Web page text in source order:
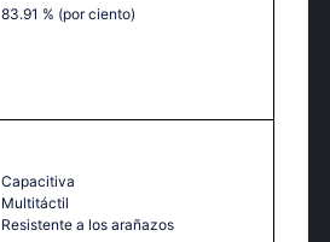
83.91 % (por ciento)
Capacitiva
Multitáctil‎
Resistente a los arañazos